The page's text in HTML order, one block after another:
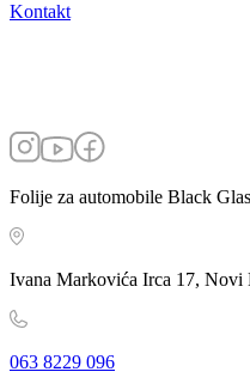
Kontakt
Folije za automobile Black
Ivana Markovića Irca 17, Novi
063 8229 096